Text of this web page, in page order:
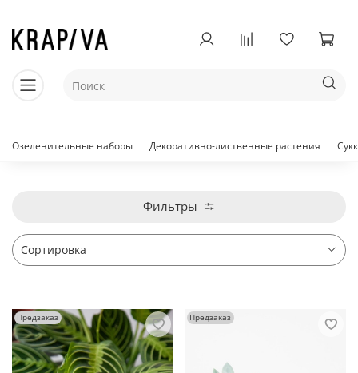
Озеленительные наборы Декоративно-лиственные растения
Фильтры
Предзаказ Предзаказ